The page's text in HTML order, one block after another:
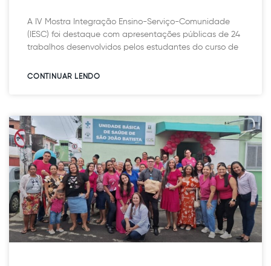
A IV Mostra Integração Ensino-Serviço-Comunidade
(IESC) foi destaque com apresentações públicas de 24
trabalhos desenvolvidos pelos estudantes do curso de
CONTINUAR LENDO​